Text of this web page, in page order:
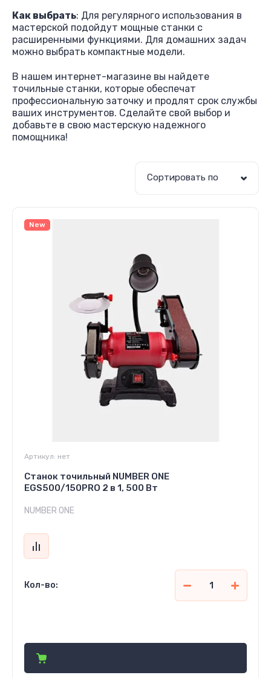
Как выбрать: Для регулярного использования в
мастерской подойдут мощные станки с
расширенными функциями. Для домашних задач
можно выбрать компактные модели.
В нашем интернет-магазине вы найдете
точильные станки, которые обеспечат
профессиональную заточку и продлят срок службы
ваших инструментов. Сделайте свой выбор и
добавьте в свою мастерскую надежного
помощника!
Сортировать по
New
Артикул: нет
Станок точильный NUMBER ONE
EGS500/150PRO 2 в 1, 500 Вт
NUMBER ONE
Кол-во: